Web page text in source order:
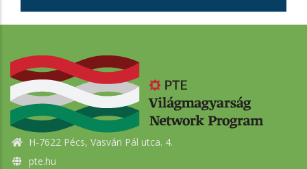
H-7622 Pécs, Vasvári Pál utca. 4.
pte.hu